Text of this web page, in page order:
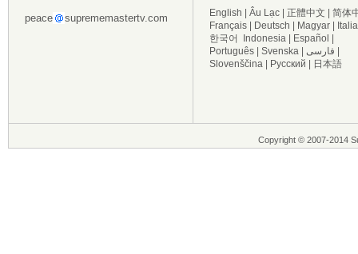
peace suprememastertv.com English Âu Lạc 正體中文
简体
Français
Deutsch Magyar
한국어
Indonesia Español
Português
Svenska فارسی
Slovenščina
Русский 日本語
Copyright © 2007-2014